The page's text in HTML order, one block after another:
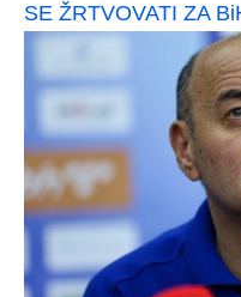
SE ŽRTVOVATI ZA